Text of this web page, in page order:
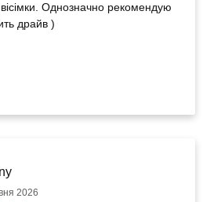
вісімки. Однозначно рекомендую
драйв )
2026